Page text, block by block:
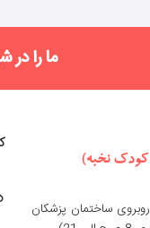
ما را
روبروی ساختمان پزشکان